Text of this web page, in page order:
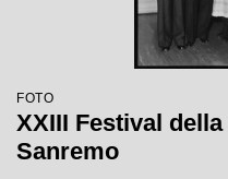
FOTO
XXIII Festival
Sanremo